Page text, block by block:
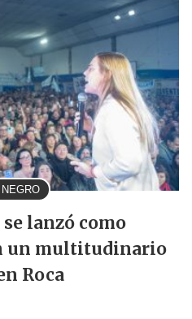
NEGRO
lanzó como
un multitudinario
Roca